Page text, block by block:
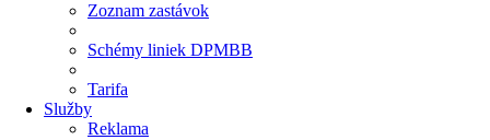
Zoznam zastávok
Schémy liniek DPMBB
Tarifa
Služby
Reklama